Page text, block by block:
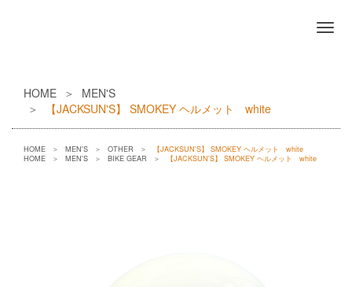
HOME
MEN'S
【JACKSUN'S】 SMOKEY ヘルメット white
HOME MEN'S OTHER
【JACKSUN'S】 SMOKEY ヘルメット white
HOME
MEN'S BIKE GEAR 【JACKSUN'S】 SMOKEY ヘルメット white